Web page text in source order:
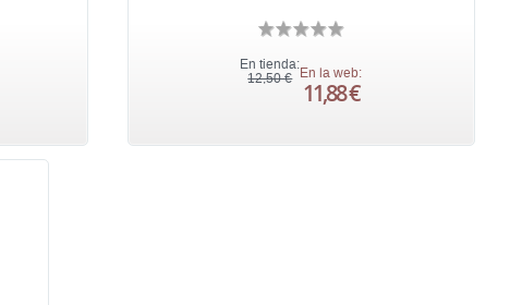
En tienda:
12,50 €
En la web:
11,88 €